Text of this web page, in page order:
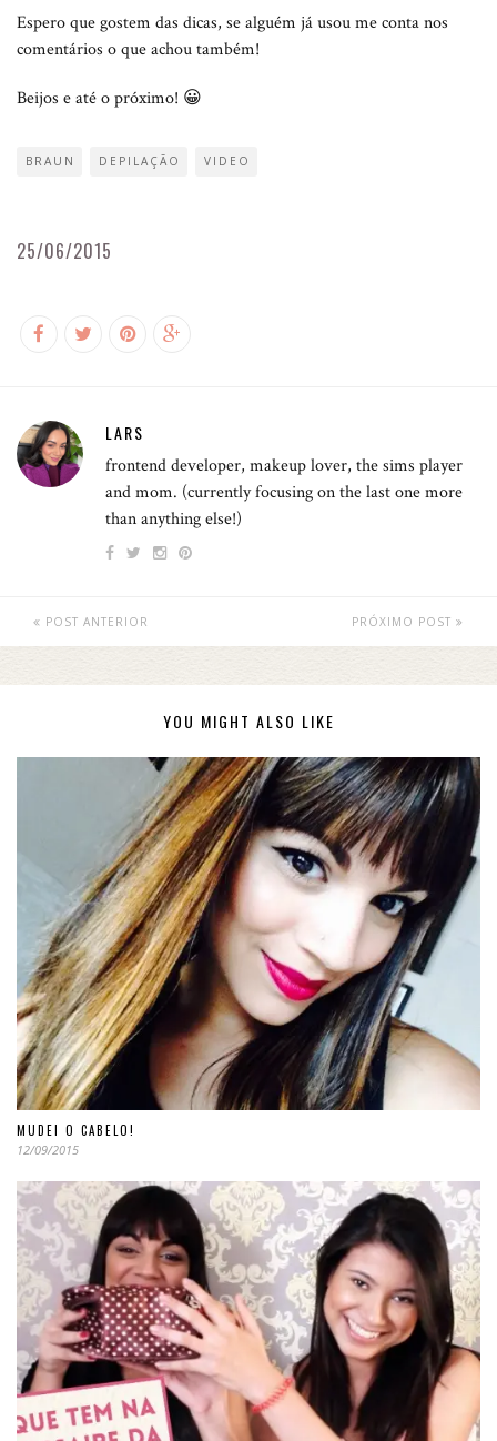
Espero que gostem das dicas, se alguém já usou me conta nos
comentários o que achou também!
Beijos e até o próximo! 😀
BRAUN DEPILAÇÃO VIDEO
25/06/2015
LARS
frontend developer, makeup lover, the sims player
and mom. (currently focusing on the last one more
than anything else!)
POST ANTERIOR PRÓXIMO POST
YOU MIGHT ALSO LIKE
MUDEI O CABELO!
12/09/2015